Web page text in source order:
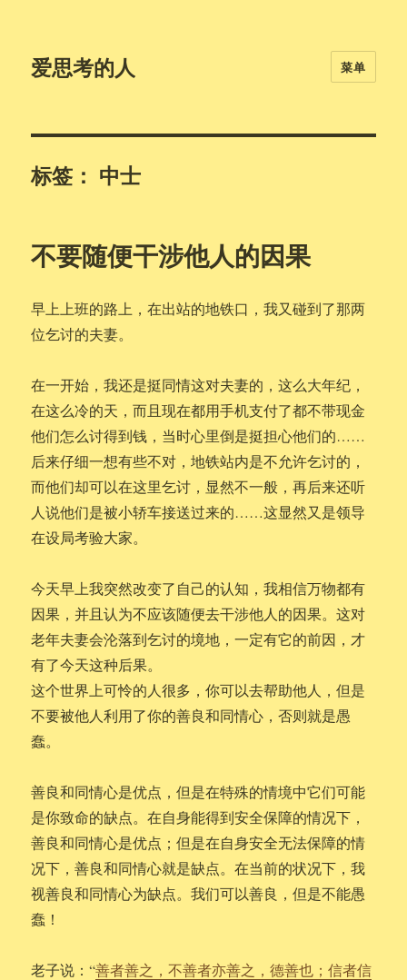
爱思考的人 菜单
标签： 中士
不要随便干涉他人的因果
早上上班的路上，在出站的地铁口，我又碰到了那两
位乞讨的夫妻。
在一开始，我还是挺同情这对夫妻的，这么大年纪，
在这么冷的天，而且现在都用手机支付了都不带现金
他们怎么讨得到钱，当时心里倒是挺担心他们的……
后来仔细一想有些不对，地铁站内是不允许乞讨的，
而他们却可以在这里乞讨，显然不一般，再后来还听
人说他们是被小轿车接送过来的……这显然又是领导
在设局考验大家。
今天早上我突然改变了自己的认知，我相信万物都有
因果，并且认为不应该随便去干涉他人的因果。这对
老年夫妻会沦落到乞讨的境地，一定有它的前因，才
有了今天这种后果。
这个世界上可怜的人很多，你可以去帮助他人，但是
不要被他人利用了你的善良和同情心，否则就是愚
蠢。
善良和同情心是优点，但是在特殊的情境中它们可能
是你致命的缺点。在自身能得到安全保障的情况下，
善良和同情心是优点；但是在自身安全无法保障的情
况下，善良和同情心就是缺点。在当前的状况下，我
视善良和同情心为缺点。我们可以善良，但是不能愚
蠢！
老子说：“善者善之，不善者亦善之，德善也；信者信